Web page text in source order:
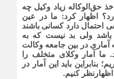
حق‌الوکاله زیاد وکیل چه
اظهار کرد: ما در عین
احتمال دارد کسانی باشند
ولی بد نیست که به
در بین جامعه وکالت
ما آمار وکلای متخلف را
بنابراین باید این آمار در
اظهارنظر کنیم.